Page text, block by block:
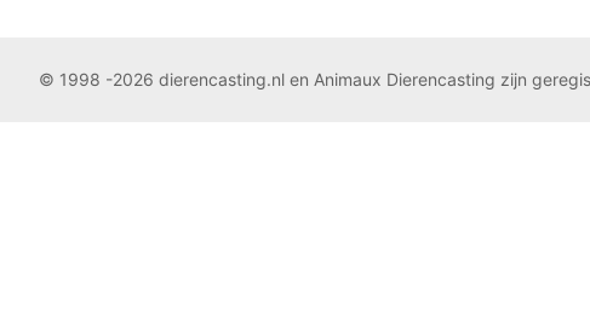
© 1998 -2026 dierencasting.nl en Animaux Dierencasting zijn